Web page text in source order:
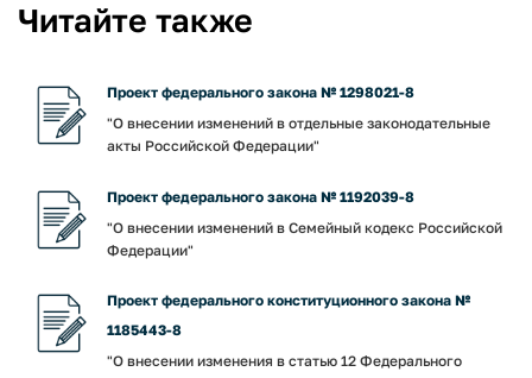
Читайте также
Проект федерального закона № 1298021-8
"О внесении изменений в отдельные законодательные
акты Российской Федерации"
Проект федерального закона № 1192039-8
"О внесении изменений в Семейный кодекс Российской
Федерации"
Проект федерального конституционного закона №
1185443-8
"О внесении изменения в статью 12 Федерального